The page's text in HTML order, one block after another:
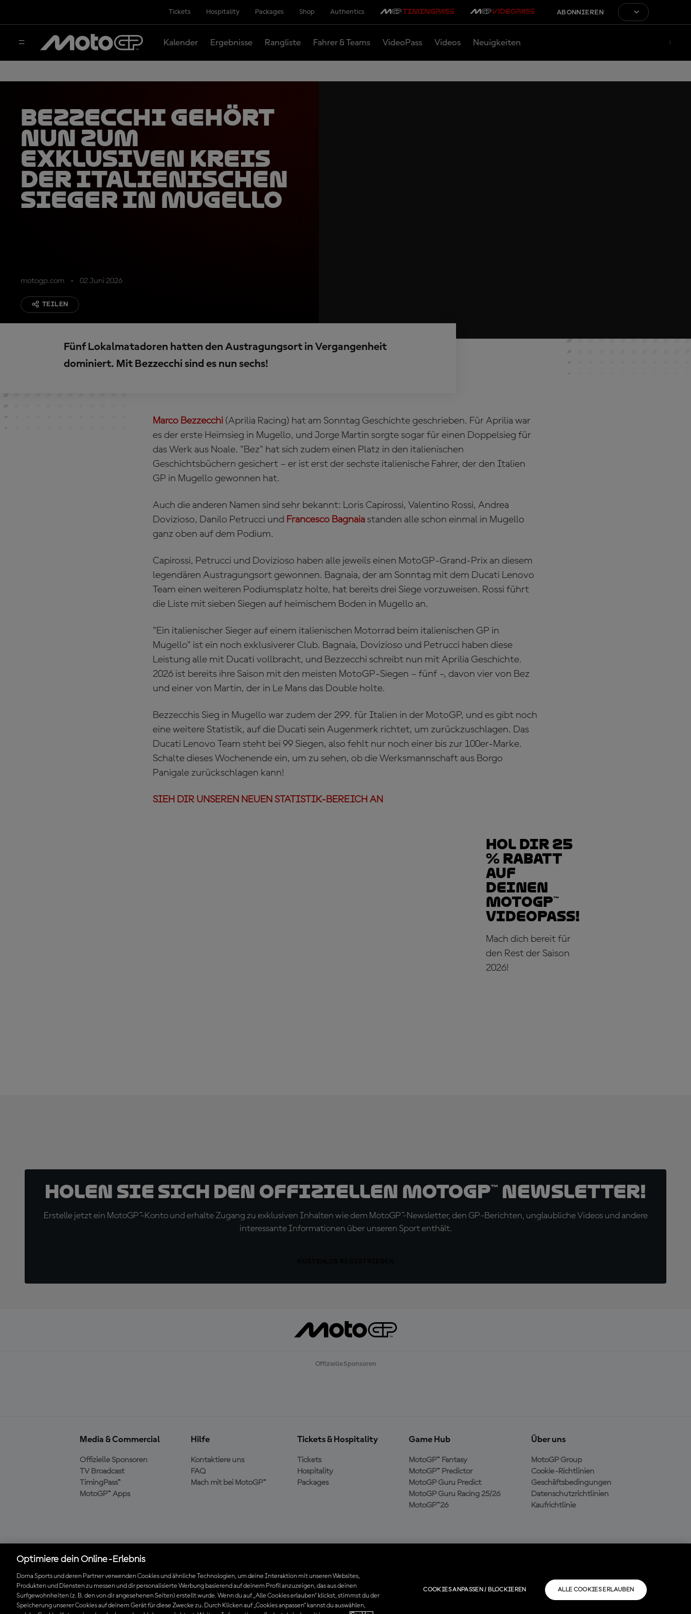
Tickets Hospitality Packages Shop Authentics ABONNIEREN
Kalender Ergebnisse Rangliste Fahrer & Teams VideoPass Videos Neuigkeiten
Bezzecchi gehört
nun zum
exklusiven Kreis
der italienischen
Sieger in Mugello
motogp.com 02 Juni 2026
TEILEN
Fünf Lokalmatadoren hatten den Austragungsort in Vergangenheit
dominiert. Mit Bezzecchi sind es nun sechs!
Marco Bezzecchi (Aprilia Racing) hat am Sonntag Geschichte geschrieben. Für Aprilia war
es der erste Heimsieg in Mugello, und Jorge Martin sorgte sogar für einen Doppelsieg für
das Werk aus Noale. "Bez" hat sich zudem einen Platz in den italienischen
Geschichtsbüchern gesichert – er ist erst der sechste italienische Fahrer, der den Italien
GP in Mugello gewonnen hat.
Auch die anderen Namen sind sehr bekannt: Loris Capirossi, Valentino Rossi, Andrea
Dovizioso, Danilo Petrucci und Francesco Bagnaia standen alle schon einmal in Mugello
ganz oben auf dem Podium.
Capirossi, Petrucci und Dovizioso haben alle jeweils einen MotoGP-Grand-Prix an diesem
legendären Austragungsort gewonnen. Bagnaia, der am Sonntag mit dem Ducati Lenovo
Team einen weiteren Podiumsplatz holte, hat bereits drei Siege vorzuweisen. Rossi führt
die Liste mit sieben Siegen auf heimischem Boden in Mugello an.
"Ein italienischer Sieger auf einem italienischen Motorrad beim italienischen GP in
Mugello" ist ein noch exklusiverer Club. Bagnaia, Dovizioso und Petrucci haben diese
Leistung alle mit Ducati vollbracht, und Bezzecchi schreibt nun mit Aprilia Geschichte.
2026 ist bereits ihre Saison mit den meisten MotoGP-Siegen – fünf –, davon vier von Bez
und einer von Martin, der in Le Mans das Double holte.
Bezzecchis Sieg in Mugello war zudem der 299. für Italien in der MotoGP, und es gibt noch
eine weitere Statistik, auf die Ducati sein Augenmerk richtet, um zurückzuschlagen. Das
Ducati Lenovo Team steht bei 99 Siegen, also fehlt nur noch einer bis zur 100er-Marke.
Schalte dieses Wochenende ein, um zu sehen, ob die Werksmannschaft aus Borgo
Panigale zurückschlagen kann!
SIEH DIR UNSEREN NEUEN STATISTIK-BEREICH AN
Hol dir 25
% Rabatt
auf
deinen
MotoGP™
VideoPass!
Mach dich bereit für
den Rest der Saison
2026!
Holen Sie sich den offiziellen MotoGP™ Newsletter!
Erstelle jetzt ein MotoGP™-Konto und erhalte Zugang zu exklusiven Inhalten wie dem MotoGP™-Newsletter, den GP-Berichten, unglaubliche Videos und andere
interessante Informationen über unseren Sport enthält.
Offizielle Sponsoren
Media & Commercial
Offizielle Sponsoren
TV Broadcast
TimingPass™
MotoGP™ Apps
Hilfe
Kontaktiere uns
FAQ
Mach mit bei MotoGP™
Tickets & Hospitality
Tickets
Hospitality
Packages
Game Hub
MotoGP™ Fantasy
MotoGP™ Predictor
MotoGP Guru Predict
MotoGP Guru Racing 25/26
MotoGP™26
Über uns
MotoGP Group
Cookie-Richtlinien
Geschäftsbedingungen
Datenschutzrichtlinien
Kaufrichtlinie
Die offizielle MotoGP™
© 2026 MotoGP Sports Entertainment Group. Alle Rechte vorbehalten. Alle Handelsmarken sind Eigentum der jeweiligen Besitzer.
Optimiere dein Online-Erlebnis
Dorna Sports und deren Partner verwenden Cookies und ähnliche Technologien, um deine Interaktion mit unseren Websites,
Produkten und Diensten zu messen und dir personalisierte Werbung basierend auf deinem Profil anzuzeigen, das aus deinen
Surfgewohnheiten (z. B. den von dir angesehenen Seiten) erstellt wurde. Wenn du auf „Alle Cookies erlauben“ klickst, stimmst du der
Speicherung unserer Cookies auf deinem Gerät für diese Zwecke zu. Durch Klicken auf „Cookies anpassen“ kannst du auswählen,
COOKIES ANPASSEN / BLOCKIEREN ALLE COOKIES ERLAUBEN